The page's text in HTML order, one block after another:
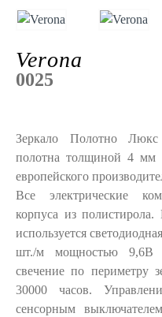
Verona
Зеркало Полотно Люкс
полотна толщиной 4 мм
европейского
Все электрические
корпуса из полистирола.
используется
шт./м мощностью 9,6В
свечение по периметру
30000 часов.
сенсорным
0025